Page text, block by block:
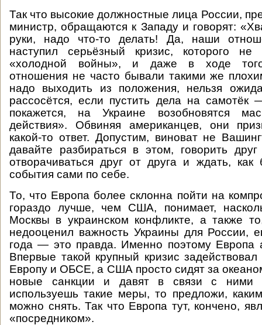
Так что высокие должностные лица России,
министр, обращаются к Западу и говорят:
руки, надо что-то делать! Да, наши
наступил серьёзный кризис, которого
«холодной войны», и даже в ходе того
отношения не часто бывали такими же
надо выходить из положения, нельзя
рассосётся, если пустить дела на
покажется, на Украине возобновятся
действия». Обвиняя американцев, они
какой-то ответ. Допустим, виноват не
давайте разбираться в этом, говорить
отворачиваться друг от друга и ждать, как
события сами по себе.
То, что Европа более склонна пойти на
гораздо лучше, чем США, понимает,
Москвы в украинском конфликте, а также
недооценил важность Украины для России,
года — это правда. Именно поэтому Европа
Впервые такой крупный кризис
Европу и ОБСЕ, а США просто сидят за
новые санкции и давят в связи с
используешь такие меры, то предложи,
можно снять. Так что Европа тут, кончено,
«посредником».